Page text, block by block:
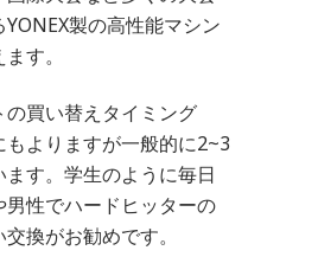
製の高性能マシン
す。
の買い替えタイミング
もよりますが一般的に2~3
す。学生のように毎日
男性でハードヒッターの
換がお勧めです。